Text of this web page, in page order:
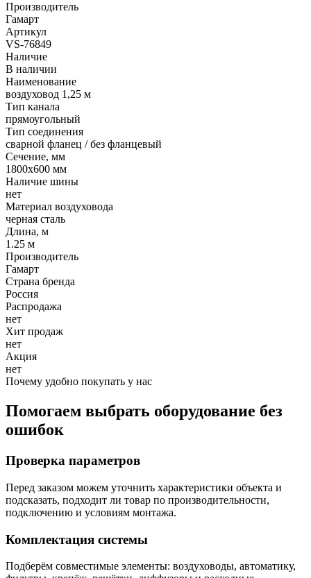
Производитель
Гамарт
Артикул
VS-76849
Наличие
В наличии
Наименование
воздуховод 1,25 м
Тип канала
прямоугольный
Тип соединения
сварной фланец / без фланцевый
Сечение, мм
1800x600 мм
Наличие шины
нет
Материал воздуховода
черная сталь
Длина, м
1.25 м
Производитель
Гамарт
Страна бренда
Россия
Распродажа
нет
Хит продаж
нет
Акция
нет
Почему удобно покупать у нас
Помогаем выбрать оборудование без
ошибок
Проверка параметров
Перед заказом можем уточнить характеристики объекта и
подсказать, подходит ли товар по производительности,
подключению и условиям монтажа.
Комплектация системы
Подберём совместимые элементы: воздуховоды, автоматику,